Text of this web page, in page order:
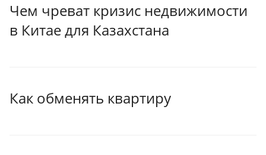
Чем чреват кризис недвижимости
в Китае для Казахстана
Как обменять квартиру